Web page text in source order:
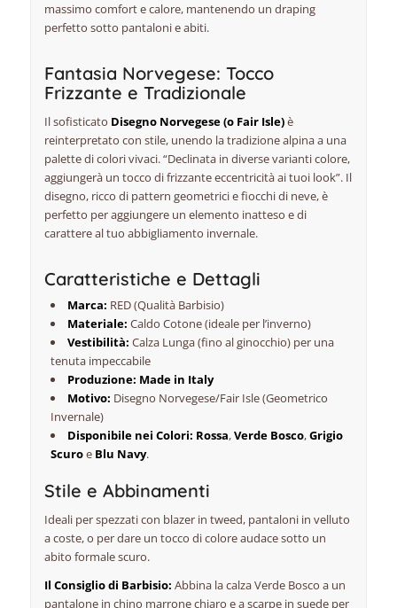
massimo comfort e calore, mantenendo un draping
perfetto sotto pantaloni e abiti.
Fantasia Norvegese: Tocco
Frizzante e Tradizionale
Il sofisticato Disegno Norvegese (o Fair Isle)è
reinterpretato con stile, unendo la tradizione alpina a una
palette di colori vivaci. “Declinata in diverse varianti colore,
aggiungerà un tocco di frizzante eccentricità ai tuoi look”. Il
disegno, ricco di pattern geometrici e fiocchi di neve, è
perfetto per aggiungere un elemento inatteso e di
carattere al tuo abbigliamento invernale.
Caratteristiche e Dettagli
Marca: RED (Qualità Barbisio)
Materiale: Caldo Cotone (ideale per l’inverno)
Vestibilità: Calza Lunga (fino al ginocchio) per una
tenuta impeccabile
Produzione: Made in Italy
Motivo: Disegno Norvegese/Fair Isle (Geometrico
Invernale)
Disponibile nei Colori: Rossa,Verde Bosco,Grigio
Scuroe Blu Navy.
Stile e Abbinamenti
Ideali perspezzaticon blazer in tweed, pantaloni in velluto
a coste, o per dare un tocco di colore audace sotto un
abito formale scuro.
Il Consiglio di Barbisio: Abbina la calza Verde Bosco a un
pantalone in chino marrone chiaro e a scarpe in suedeper